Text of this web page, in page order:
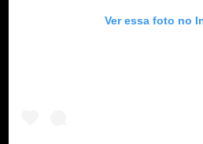
Ver essa foto no